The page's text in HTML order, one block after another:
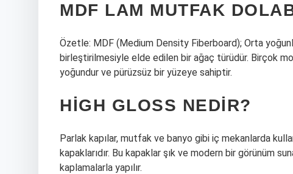
MDF LAM MUTFAK
Özetle: MDF (Medium Density Fiberboard); Orta
birleştirilmesiyle elde edilen bir ağaç türüdür. Birçok
yoğundur ve pürüzsüz bir yüzeye sahiptir.
HIGH GLOSS NEDIR?
Parlak kapılar, mutfak ve banyo gibi iç mekanlarda
kapaklarıdır. Bu kapaklar şık ve modern bir görünüm
kaplamalarla yapılır.